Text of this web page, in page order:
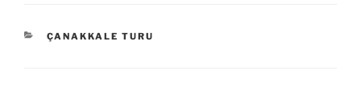
KATEGORILER
ÇANAKKALE TURU